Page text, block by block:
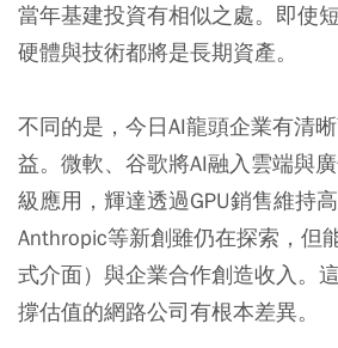
當年基建投資有相似之處。即使
硬體與技術都將是長期資產。
不同的是，今日AI龍頭企業有清
益。微軟、谷歌將AI融入雲端與
級應用，輝達透過GPU銷售維持高
Anthropic等新創雖仍在探索，但
式介面）與企業合作創造收入。
撐估值的網路公司有根本差異。